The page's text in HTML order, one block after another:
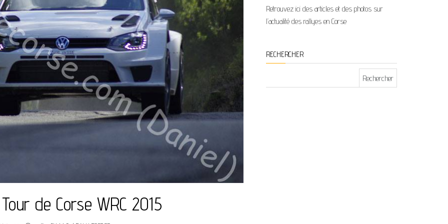
de Corse WRC 2015
Retrouvez ici des articles et des photos sur
l’actualité des rallyes en Corse
RECHERCHER